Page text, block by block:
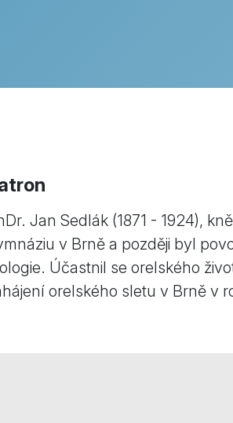
Jan Sedlák (1871 - 1924),
v Brně a později byl
Účastnil se orelského
orelského sletu v Brně v